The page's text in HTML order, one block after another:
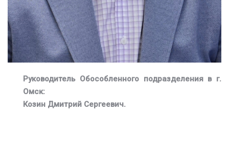
Руководитель Обособленного подразделения в г.
Омск:
Козин Дмитрий Сергеевич.